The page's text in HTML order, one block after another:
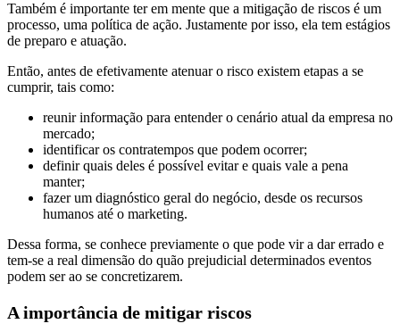
Também é importante ter em mente que a mitigação de riscos é um
processo, uma política de ação. Justamente por isso, ela tem estágios
de preparo e atuação.
Então, antes de efetivamente atenuar o risco existem etapas a se
cumprir, tais como:
reunir informação para entender o cenário atual da empresa no
mercado;
identificar os contratempos que podem ocorrer;
definir quais deles é possível evitar e quais vale a pena
manter;
fazer um diagnóstico geral do negócio, desde os recursos
humanos até o marketing.
Dessa forma, se conhece previamente o que pode vir a dar errado e
tem-se a real dimensão do quão prejudicial determinados eventos
podem ser ao se concretizarem.
A importância de mitigar riscos